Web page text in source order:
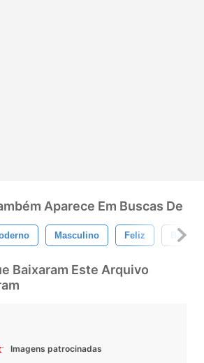
Aparece Em Buscas De
Masculino Feliz Bonito
Baixaram Este Arquivo
Imagens patrocinadas